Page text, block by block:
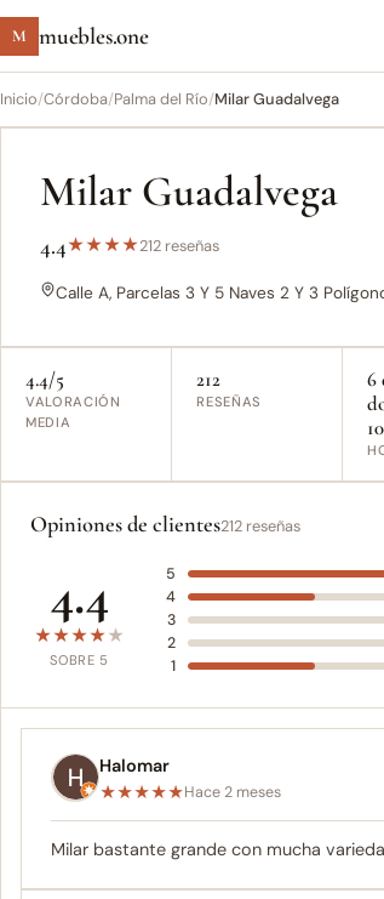
M muebles.one
Inicio/Córdoba/Palma del Río/Milar Guadalvega
Milar Guadalvega
4.4★★★★212 reseñas
Calle A, Parcelas 3 Y 5 Naves 2 Y 3
4.4/5
VALORACIÓN
MEDIA
212
RESEÑAS
6
Opiniones de clientes212 reseñas
4.4
★★★★★
SOBRE 5
5
4
3
2
1
Halomar
★★★★★Hace 2 meses
Milar bastante grande con mucha